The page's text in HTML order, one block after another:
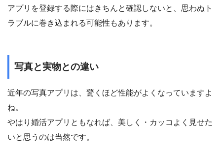
アプリを登録する際にはきちんと確認しないと、思わぬト
ラブルに巻き込まれる可能性もあります。
写真と実物との違い
近年の写真アプリは、驚くほど性能がよくなっていますよ
ね。
やはり婚活アプリともなれば、美しく・カッコよく見せた
いと思うのは当然です。